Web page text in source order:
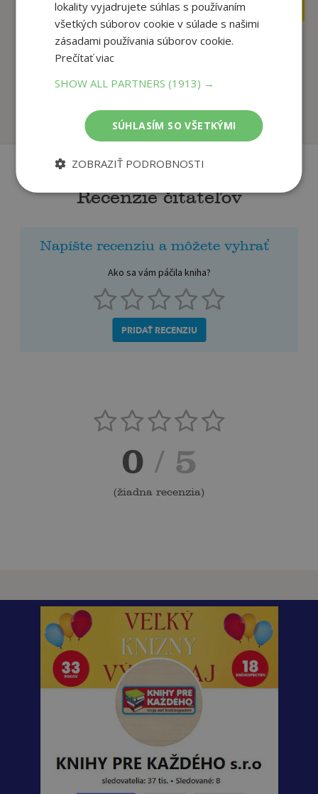
2,50€
Riekanky
Vladimír Keníž
Na sklade
Recenzie čitateľov
Napíšte recenziu a môžete vyhrať
Ako sa vám páčila kniha?
PRIDAŤ RECENZIU
0 / 5
(žiadna recenzia)
lokality vyjadrujete súhlas s používaním
všetkých súborov cookie v súlade s našimi
zásadami používania súborov cookie.
Prečítať viac
SHOW ALL PARTNERS(1913) →
SÚHLASÍM SO VŠETKÝMI
ZOBRAZIŤ PODROBNOSTI